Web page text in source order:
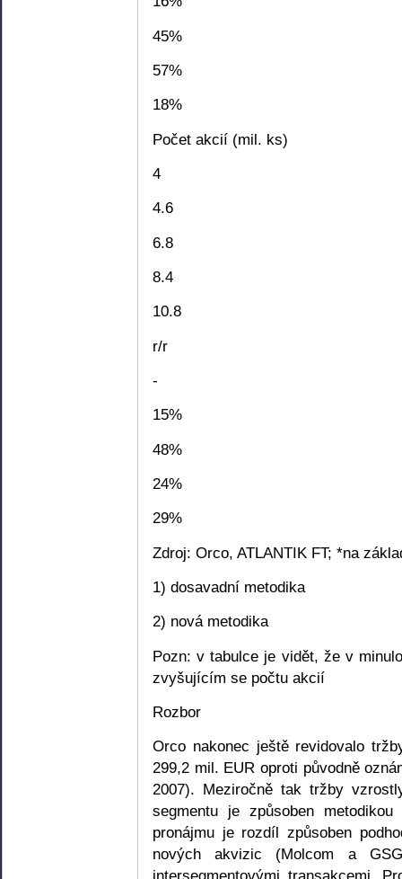
45%
57%
18%
Počet akcií (mil. ks)
4
4.6
6.8
8.4
10.8
r/r
-
15%
48%
24%
29%
Zdroj: Orco, ATLANTIK FT; *na
1) dosavadní metodika
2) nová metodika
Pozn: v tabulce je vidět, že v
zvyšujícím se počtu akcií
Rozbor
Orco nakonec ještě revidovalo
299,2 mil. EUR oproti původně
2007). Meziročně tak tržby
segmentu je způsoben
pronájmu je rozdíl způsoben
nových akvizic (Molcom a